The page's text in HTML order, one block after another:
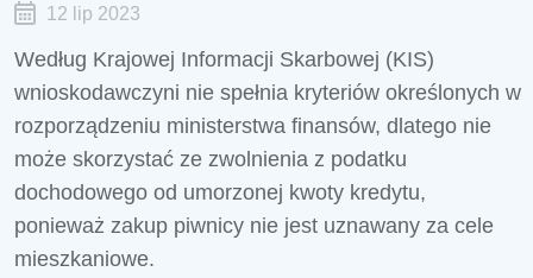
12 lip 2023
Według Krajowej Informacji Skarbowej (KIS)
wnioskodawczyni nie spełnia kryteriów określonych w
rozporządzeniu ministerstwa finansów, dlatego nie
może skorzystać ze zwolnienia z podatku
dochodowego od umorzonej kwoty kredytu,
ponieważ zakup piwnicy nie jest uznawany za cele
mieszkaniowe.